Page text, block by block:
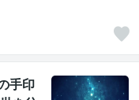
手印